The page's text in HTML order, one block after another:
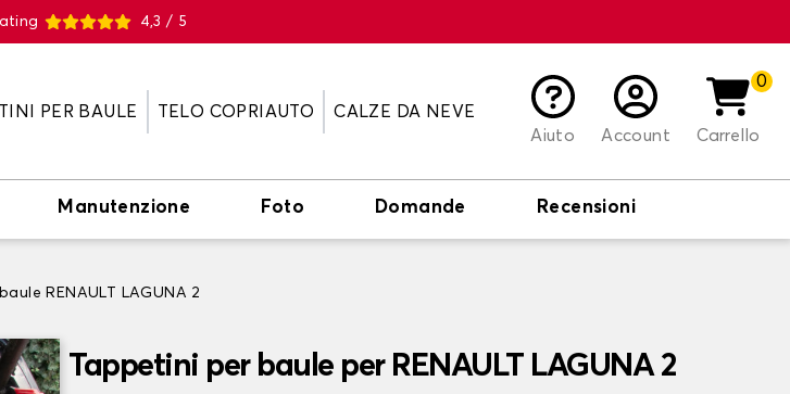
4,3 / 5
PER BAULE TELO COPRIAUTO
CALZE DA NEVE
Aiuto
Account
0
Carrello
Manutenzione Foto Domande Recensioni
RENAULT LAGUNA 2
Tappetini per baule per RENAULT LAGUNA 2